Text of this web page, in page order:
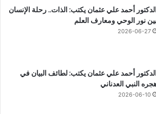
أحمد علي عثمان يكتب: الذات.. رحلة الإنسان
نور الوحي ومعارف العلم
2026-06-27
أحمد علي عثمان يكتب: لطائف البيان في
النبي العدناني
2026-06-10